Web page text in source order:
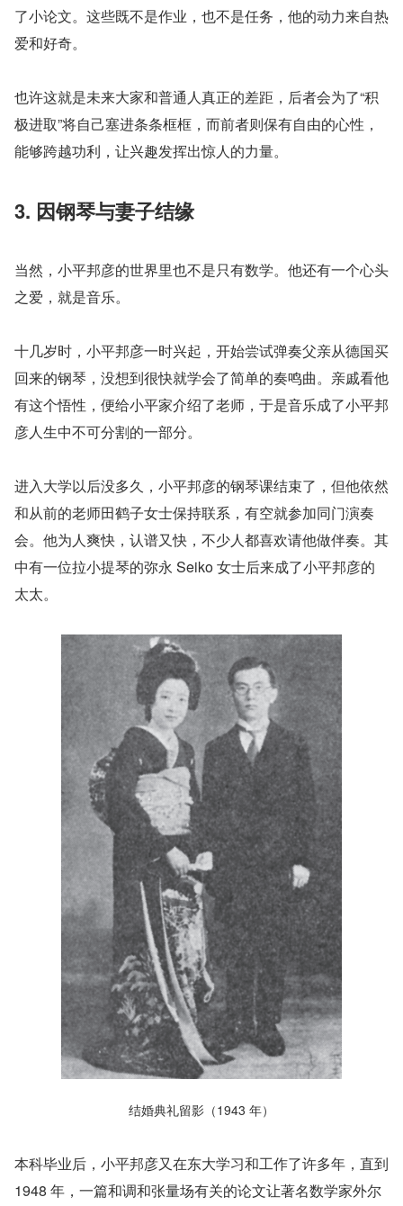
了小论文。这些既不是作业，也不是任务，他的动力来自热
爱和好奇。
也许这就是未来大家和普通人真正的差距，后者会为了“积
极进取”将自己塞进条条框框，而前者则保有自由的心性，
能够跨越功利，让兴趣发挥出惊人的力量。
3. 因钢琴与妻子结缘
当然，小平邦彦的世界里也不是只有数学。他还有一个心头
之爱，就是音乐。
十几岁时，小平邦彦一时兴起，开始尝试弹奏父亲从德国买
回来的钢琴，没想到很快就学会了简单的奏鸣曲。亲戚看他
有这个悟性，便给小平家介绍了老师，于是音乐成了小平邦
彦人生中不可分割的一部分。
进入大学以后没多久，小平邦彦的钢琴课结束了，但他依然
和从前的老师田鹤子女士保持联系，有空就参加同门演奏
会。他为人爽快，认谱又快，不少人都喜欢请他做伴奏。其
中有一位拉小提琴的弥永 Seiko 女士后来成了小平邦彦的
太太。
结婚典礼留影（1943 年）
本科毕业后，小平邦彦又在东大学习和工作了许多年，直到
1948 年，一篇和调和张量场有关的论文让著名数学家外尔